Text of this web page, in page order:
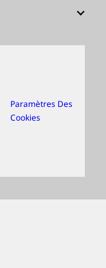
Paramètres Des
Cookies